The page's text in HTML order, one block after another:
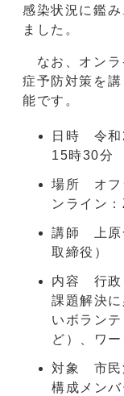
感染状況に鑑
ました。
なお、オンラ
症予防対策を
能です。
日時 令和
15時30分
場所 オフ
ンライン
講師 上原
取締役）
内容 行政
課題解決
いボラン
ど）、ワ
対象 市民
構成メン